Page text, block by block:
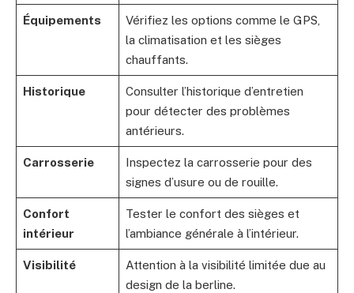
Équipements
Vérifiez les options comme le GPS,
la climatisation et les sièges
chauffants.
Historique
Consulter l’historique d’entretien
pour détecter des problèmes
antérieurs.
Carrosserie
Inspectez la carrosserie pour des
signes d’usure ou de rouille.
Confort
intérieur
Tester le confort des sièges et
l’ambiance générale à l’intérieur.
Visibilité
Attention à la visibilité limitée due au
design de la berline.